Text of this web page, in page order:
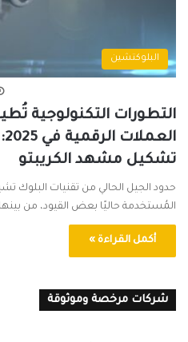
البلوكتشين
التطورات التكنولوجية
تشكيل مشهد الكريبتو
حدود الجيل الحالي من تقنيات البلوك
المُستخدمة حاليًا بعض القيود، من
أكمل القراءة »
شركات مرخصة وموثوقة